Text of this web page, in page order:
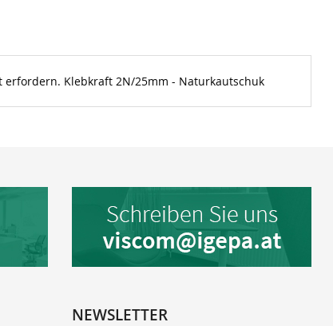
Klebkraft 2N/25mm - Naturkautschuk
NEWSLETTER